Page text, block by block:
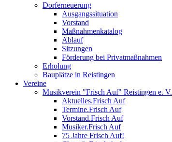
Dorferneuerung
Ausgangssituation
Vorstand
Maßnahmenkatalog
Ablauf
Sitzungen
Förderung bei Privatmaßnahmen
Erholung
Bauplätze in Reistingen
Vereine
Musikverein "Frisch Auf" Reistingen e. V.
Aktuelles.Frisch Auf
Termine.Frisch Auf
Vorstand.Frisch Auf
Musiker.Frisch Auf
75 Jahre Frisch Auf!